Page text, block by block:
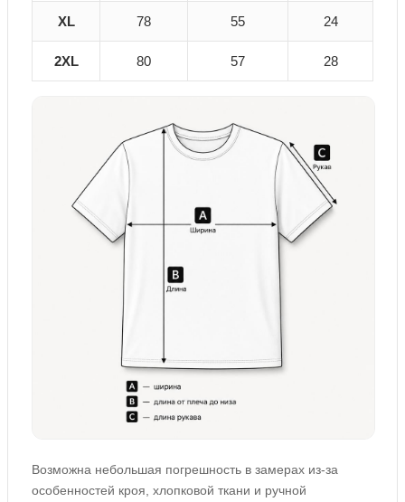
XL 78 55 24
2XL 80 57 28
Возможна небольшая погрешность в замерах из-за
особенностей кроя, хлопковой ткани и ручной